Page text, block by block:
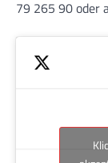
79 265 90 oder